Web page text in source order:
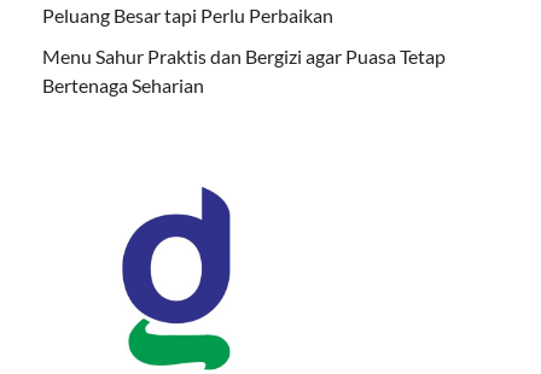
Peluang Besar tapi Perlu Perbaikan
Menu Sahur Praktis dan Bergizi agar Puasa Tetap
Bertenaga Seharian